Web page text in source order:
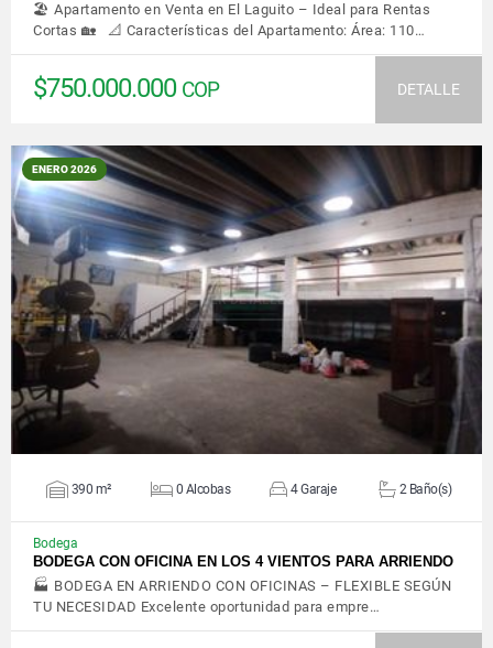
🏖️ Apartamento en Venta en El Laguito – Ideal para Rentas
Cortas 🏡 📐 Características del Apartamento: Área: 110…
$750.000.000 COP DETALLE
ENERO 2026
VER DETALLES
390 m² 0 Alcobas 4 Garaje 2 Baño(s)
Bodega
BODEGA CON OFICINA EN LOS 4 VIENTOS PARA ARRIENDO
🏭 BODEGA EN ARRIENDO CON OFICINAS – FLEXIBLE SEGÚN
TU NECESIDAD Excelente oportunidad para empre…